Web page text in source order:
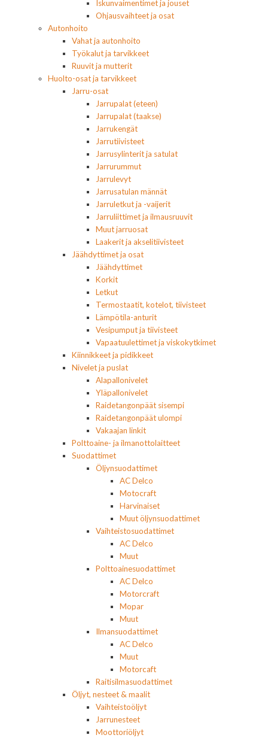
Iskunvaimentimet ja jouset
Ohjausvaihteet ja osat
Autonhoito
Vahat ja autonhoito
Työkalut ja tarvikkeet
Ruuvit ja mutterit
Huolto-osat ja tarvikkeet
Jarru-osat
Jarrupalat (eteen)
Jarrupalat (taakse)
Jarrukengät
Jarrutiivisteet
Jarrusylinterit ja satulat
Jarrurummut
Jarrulevyt
Jarrusatulan männät
Jarruletkut ja -vaijerit
Jarruliittimet ja ilmausruuvit
Muut jarruosat
Laakerit ja akselitiivisteet
Jäähdyttimet ja osat
Jäähdyttimet
Korkit
Letkut
Termostaatit, kotelot, tiivisteet
Lämpötila-anturit
Vesipumput ja tiivisteet
Vapaatuulettimet ja viskokytkimet
Kiinnikkeet ja pidikkeet
Nivelet ja puslat
Alapallonivelet
Yläpallonivelet
Raidetangonpäät sisempi
Raidetangonpäät ulompi
Vakaajan linkit
Polttoaine- ja ilmanottolaitteet
Suodattimet
Öljynsuodattimet
AC Delco
Motocraft
Harvinaiset
Muut öljynsuodattimet
Vaihteistosuodattimet
AC Delco
Muut
Polttoainesuodattimet
AC Delco
Motorcraft
Mopar
Muut
Ilmansuodattimet
AC Delco
Muut
Motorcaft
Raitisilmasuodattimet
Öljyt, nesteet & maalit
Vaihteistoöljyt
Jarrunesteet
Moottoriöljyt